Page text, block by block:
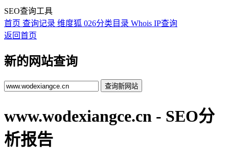
SEO查询工具
首页 查询记录 维度狐 026分类目录 Whois IP查询
返回首页
新的网站查询
查询新网站
www.wodexiangce.cn - SEO分
析报告